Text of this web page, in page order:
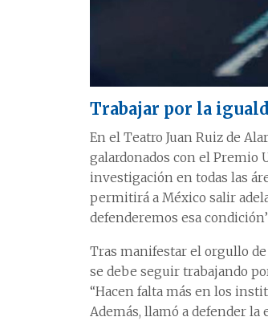
Trabajar por la
En el Teatro Juan Ruiz de
galardonados con el Premio
investigación en todas las
permitirá a México salir
defenderemos esa
Tras manifestar el orgullo
se debe seguir trabajando
“Hacen falta más en los
Además, llamó a defender la